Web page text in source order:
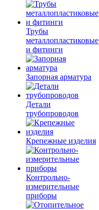
Трубы
металлопластиковые
и фитинги
Запорная арматура
Детали
трубопроводов
Крепежные изделия
Контрольно-
измерительные
приборы